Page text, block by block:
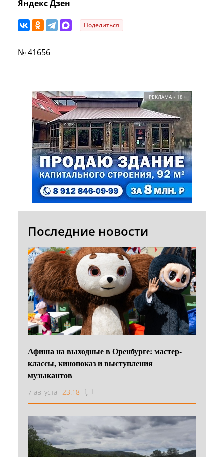
Яндекс Дзен
Поделиться
№ 41656
РЕКЛАМА • 18+
Последние новости
Афиша на выходные в Оренбурге: мастер-
классы, кинопоказ и выступления
музыкантов
7 августа 23:18